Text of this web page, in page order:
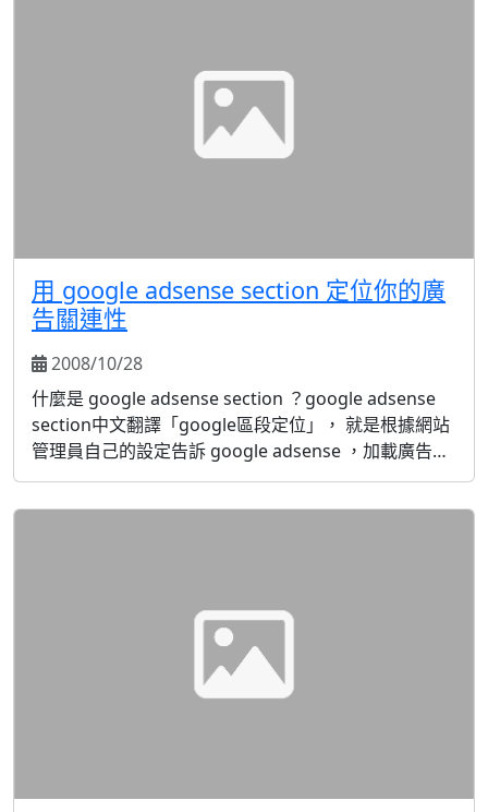
用 google adsense section 定位你的廣
告關連性
2008/10/28
什麼是 google adsense section ？google adsense
section中文翻譯「google區段定位」， 就是根據網站
管理員自己的設定告訴 google adsense ，加載廣告的
時候匹配什麼樣的關鍵字。 很多朋友使用 Google
adsense 沒有很好的頁面內容相關度，所以導致廣告的